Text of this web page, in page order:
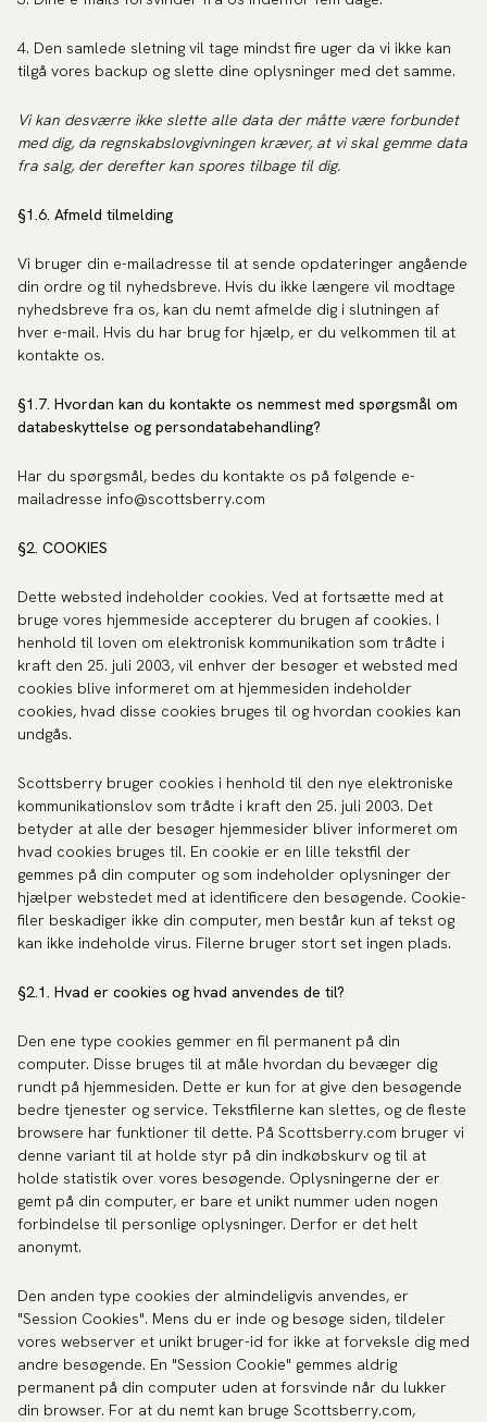
4. Den samlede sletning vil tage mindst fire uger da vi ikke kan
tilgå vores backup og slette dine oplysninger med det samme.
Vi kan desværre ikke slette alle data der måtte være forbundet
med dig, da regnskabslovgivningen kræver, at vi skal gemme data
fra salg, der derefter kan spores tilbage til dig.
§1.6. Afmeld tilmelding
Vi bruger din e-mailadresse til at sende opdateringer angående
din ordre og til nyhedsbreve. Hvis du ikke længere vil modtage
nyhedsbreve fra os, kan du nemt afmelde dig i slutningen af
hver e-mail. Hvis du har brug for hjælp, er du velkommen til at
kontakte os.
§1.7. Hvordan kan du kontakte os nemmest med spørgsmål om
databeskyttelse og persondatabehandling?
Har du spørgsmål, bedes du kontakte os på følgende e-
mailadresse info@scottsberry.com
§2. COOKIES
Dette websted indeholder cookies. Ved at fortsætte med at
bruge vores hjemmeside accepterer du brugen af cookies. I
henhold til loven om elektronisk kommunikation som trådte i
kraft den 25. juli 2003, vil enhver der besøger et websted med
cookies blive informeret om at hjemmesiden indeholder
cookies, hvad disse cookies bruges til og hvordan cookies kan
undgås.
Scottsberry bruger cookies i henhold til den nye elektroniske
kommunikationslov som trådte i kraft den 25. juli 2003. Det
betyder at alle der besøger hjemmesider bliver informeret om
hvad cookies bruges til. En cookie er en lille tekstfil der
gemmes på din computer og som indeholder oplysninger der
hjælper webstedet med at identificere den besøgende. Cookie-
filer beskadiger ikke din computer, men består kun af tekst og
kan ikke indeholde virus. Filerne bruger stort set ingen plads.
§2.1. Hvad er cookies og hvad anvendes de til?
Den ene type cookies gemmer en fil permanent på din
computer. Disse bruges til at måle hvordan du bevæger dig
rundt på hjemmesiden. Dette er kun for at give den besøgende
bedre tjenester og service. Tekstfilerne kan slettes, og de fleste
browsere har funktioner til dette. På Scottsberry.com bruger vi
denne variant til at holde styr på din indkøbskurv og til at
holde statistik over vores besøgende. Oplysningerne der er
gemt på din computer, er bare et unikt nummer uden nogen
forbindelse til personlige oplysninger. Derfor er det helt
anonymt.
Den anden type cookies der almindeligvis anvendes, er
"Session Cookies". Mens du er inde og besøge siden, tildeler
vores webserver et unikt bruger-id for ikke at forveksle dig med
andre besøgende. En "Session Cookie" gemmes aldrig
permanent på din computer uden at forsvinde når du lukker
din browser. For at du nemt kan bruge Scottsberry.com,